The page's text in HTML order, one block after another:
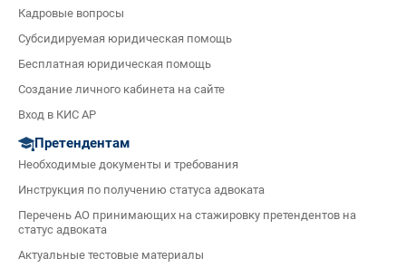
Кадровые вопросы
Субсидируемая юридическая помощь
Бесплатная юридическая помощь
Создание личного кабинета на сайте
Вход в КИС АР
Претендентам
Необходимые документы и требования
Инструкция по получению статуса адвоката
Перечень АО принимающих на стажировку претендентов на
статус адвоката
Актуальные тестовые материалы